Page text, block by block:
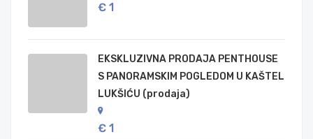
€ 1
EKSKLUZIVNA PRODAJA PENTHOUSE
S PANORAMSKIM POGLEDOM U KAŠTEL
LUKŠIĆU (prodaja)
€ 1